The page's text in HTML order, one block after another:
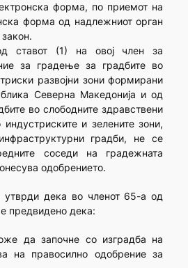
форма, по приемот на
форма од надлежниот орган
ставот (1) на овој член за
за градење за градбите во
развојни зони формирани
Северна Македонија и од
во слободните здравствени
и зелените зони,
градби, не се
соседи на градежната
одобрението.
утврди дека во членот 65-а од
предвидено дека:
да започне со изградба на
на правосилно одобрение за